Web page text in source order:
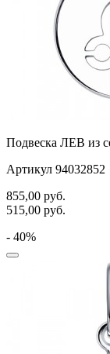
Подвеска ЛЕВ из
Артикул 94032852
855,00 руб.
515,00 руб.
- 40%